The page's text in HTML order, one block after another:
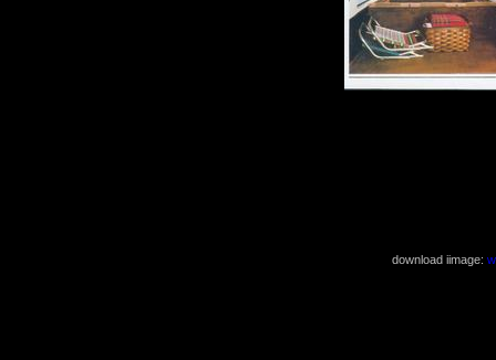
download iimage: